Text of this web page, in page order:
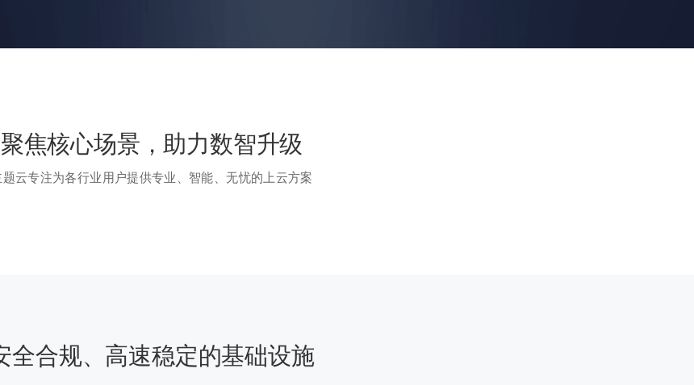
聚焦核心场景，助力数智升级
题云专注为各行业用户提供专业、智能、无忧的上云方案
全合规、高速稳定的基础设施